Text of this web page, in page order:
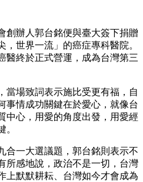
創辦人郭台銘便與臺大簽下捐贈
世界一流」的癌症專科醫院。
醫終於正式營運，成為台灣第三
當場致詞表示施比受更有福，自
事情成功關鍵在於愛心，就像台
中心，用愛的角度出發，用愛經
。
合一大選議題，郭台銘則表示不
所感地說，政治不是一切，台灣
上默默耕耘、台灣如今才會成為